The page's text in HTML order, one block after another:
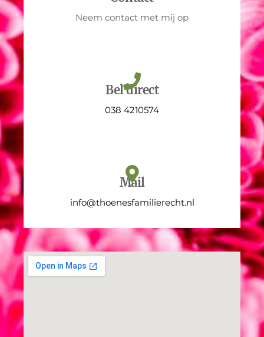
Neem contact met mij op
Bel direct
038 4210574
Mail
info@thoenesfamilierecht.nl